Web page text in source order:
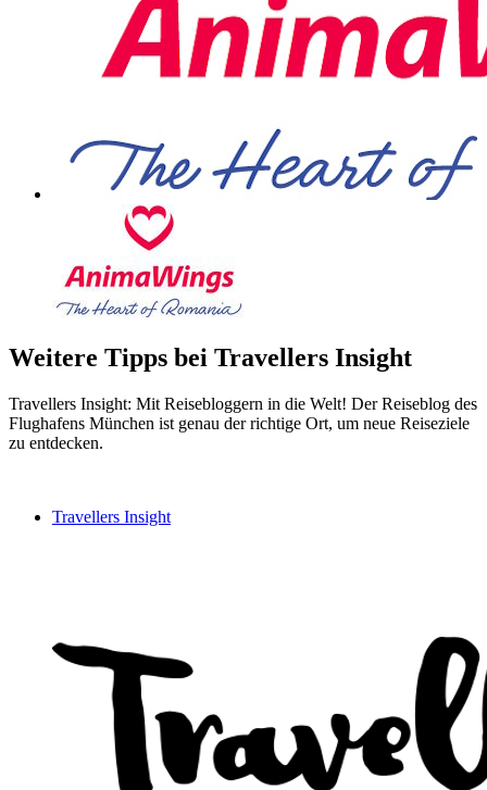
Weitere Tipps bei Travellers Insight
Travellers Insight: Mit Reisebloggern in die Welt! Der Reiseblog des
Flughafens München ist genau der richtige Ort, um neue Reiseziele
zu entdecken.
Travellers Insight